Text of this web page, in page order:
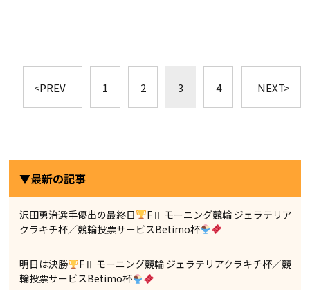
▼最新の記事
沢田勇治選手優出の最終日
FⅡ モーニング競輪 ジェラテリア
クラキチ杯／競輪投票サービスBetimo杯
明日は決勝
FⅡ モーニング競輪 ジェラテリアクラキチ杯／競
輪投票サービスBetimo杯
PREV 1 2 3 4 NEXT